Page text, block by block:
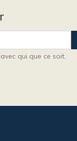
qui que ce soit.